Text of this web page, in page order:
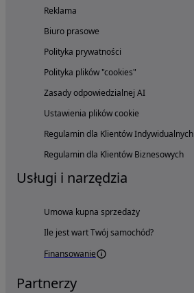
Reklama
Biuro prasowe
Polityka prywatności
Polityka plików "cookies"
Zasady odpowiedzialnej AI
Ustawienia plików cookie
Regulamin dla Klientów Indywidualnych
Regulamin dla Klientów Biznesowych
Usługi i narzędzia
Umowa kupna sprzedaży
Ile jest wart Twój samochód?
Finansowanie
Partnerzy